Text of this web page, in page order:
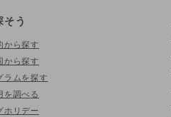
そう
から探す
から探す
ラムを探す
を調べる
ホリデー